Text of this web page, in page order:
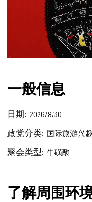
一般信息
日期 2026/8/30
政党分类 国际旅游兴趣
聚会类型 牛磺酸
了解周围环